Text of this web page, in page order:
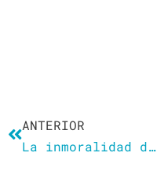
ANTERIOR
La inmoralidad del lenguaje no sexista